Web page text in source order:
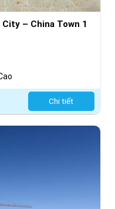
– China Town 1
Chi tiết